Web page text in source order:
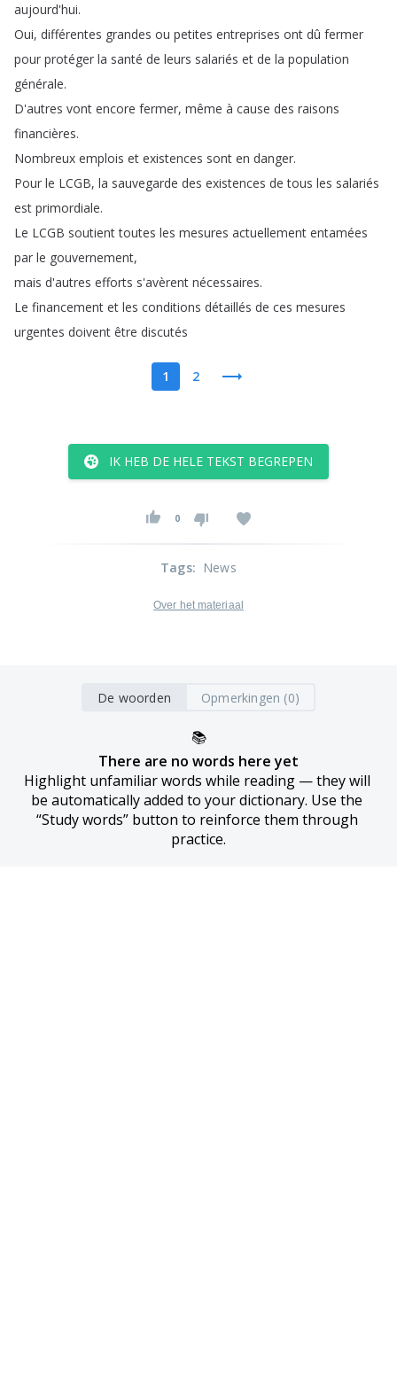
aujourd'hui.
Oui, différentes grandes ou petites entreprises ont dû fermer
pour protéger la santé de leurs salariés et de la population
générale.
D'autres vont encore fermer, même à cause des raisons
financières.
Nombreux emplois et existences sont en danger.
Pour le LCGB, la sauvegarde des existences de tous les salariés
est primordiale.
Le LCGB soutient toutes les mesures actuellement entamées
par le gouvernement,
mais d'autres efforts s'avèrent nécessaires.
Le financement et les conditions détaillés de ces mesures
urgentes doivent être discutés
1 2
IK HEB DE HELE TEKST BEGREPEN
0
Tags: News
Over het materiaal
De woorden Opmerkingen (0)
📚
There are no words here yet
Highlight unfamiliar words while reading — they will
be automatically added to your dictionary. Use the
“Study words” button to reinforce them through
practice.